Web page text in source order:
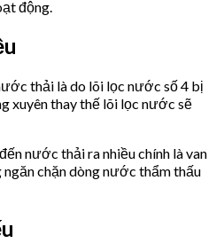
động.
thải là do lõi lọc nước số 4 bị
xuyên thay thế lõi lọc nước sẽ
nước thải ra nhiều chính là van
chặn dòng nước thẩm thấu